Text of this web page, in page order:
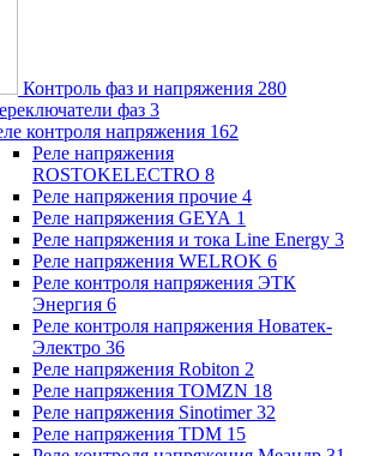
Контроль фаз и напряжения 280
фаз 3
контроля напряжения 162
Реле напряжения
ROSTOKELECTRO 8
Реле напряжения прочие 4
Реле напряжения GEYA 1
Реле напряжения и тока Line Energy 3
Реле напряжения WELROK 6
Реле контроля напряжения ЭТК
Энергия 6
Реле контроля напряжения Новатек-
Электро 36
Реле напряжения Robiton 2
Реле напряжения TOMZN 18
Реле напряжения Sinotimer 32
Реле напряжения TDM 15